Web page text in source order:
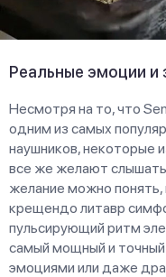
Реальные эмоции и
Несмотря на то, что
одним из самых
наушников, некоторые
все же желают
желание можно
крещендо литавр
пульсирующий ритм
самый мощный и
эмоциями или даже